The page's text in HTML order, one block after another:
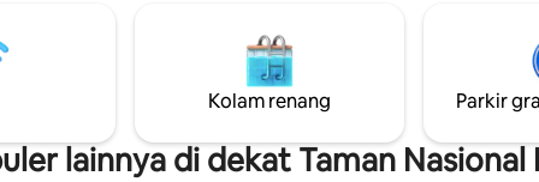
Anda datang untuk
atau untuk pendakian panjang
sekitarnya, kami dengan
menyambut Anda. Kami bisa
dengan saran dalam bahasa
atau Belanda yang fasih.
harmonisnya dengan estetika.
hari, duduk dengan nyaman di
tidur Anda, mengagumi
bintang - bintang yang
menggetarkan suara alam.
Kolam renang Parkir
lainnya di dekat Taman Nasional